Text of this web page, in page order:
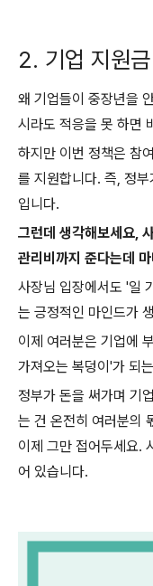
2. 기업 지원
왜 기업들이 중장년을
시라도 적응을 못 하면
하지만 이번 정책은 참
를 지원합니다. 즉, 정
입니다.
그런데 생각해보세요,
관리비까지 준다는데
사장님 입장에서도 '일
는 긍정적인 마인드가
이제 여러분은 기업에
가져오는 복덩이'가 되
정부가 돈을 써가며 기
는 건 온전히 여러분의
이제 그만 접어두세요.
어 있습니다.